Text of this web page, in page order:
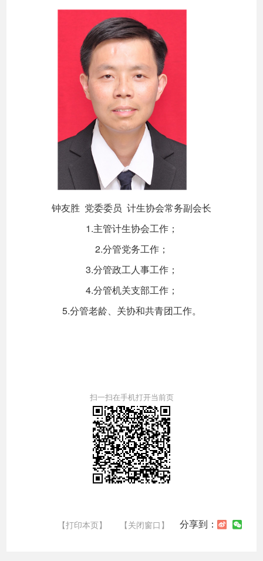
钟友胜 党委委员 计生协会常务副会长
1.主管计生协会工作；
2.分管党务工作；
3.分管政工人事工作；
4.分管机关支部工作；
5.分管老龄、关协和共青团工作。
扫一扫在手机打开当前页
【打印本页】 【关闭窗口】 分享到：